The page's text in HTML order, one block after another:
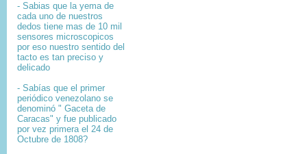
- Sabias que la yema de
cada uno de nuestros
dedos tiene mas de 10 mil
sensores microscopicos
por eso nuestro sentido del
tacto es tan preciso y
delicado
- Sabías que el primer
periódico venezolano se
denominó " Gaceta de
Caracas" y fue publicado
por vez primera el 24 de
Octubre de 1808?